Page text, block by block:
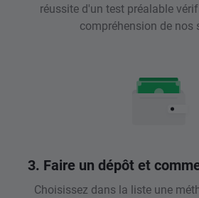
réussite d'un test préalable
compréhension de nos
3. Faire un dépôt et
Choisissez dans la liste une